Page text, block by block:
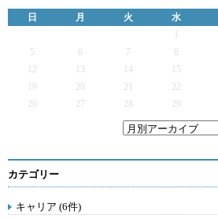
日 月 火 水
5
6 7
12
13 14 15
19
20 21 22
26
27 28 29
カテゴリー
キャリア (6件)